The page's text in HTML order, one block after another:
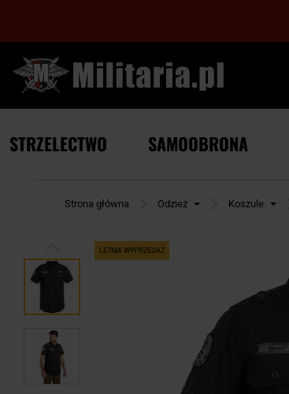
STRZELECTWO SAMOOBRONA
Strona główna Odzież Koszule
LETNIA WYPRZEDAŻ